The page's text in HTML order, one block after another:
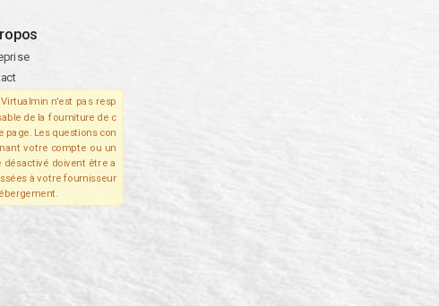
Virtualmin n'est pas resp
de la fourniture de c
page. Les questions con
votre compte ou un
désactivé doivent être a
à votre fournisseur